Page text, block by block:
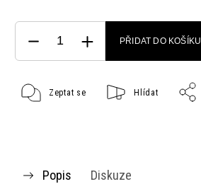
PŘIDAT DO KOŠÍKU
Zeptat se Hlídat
Popis Diskuze